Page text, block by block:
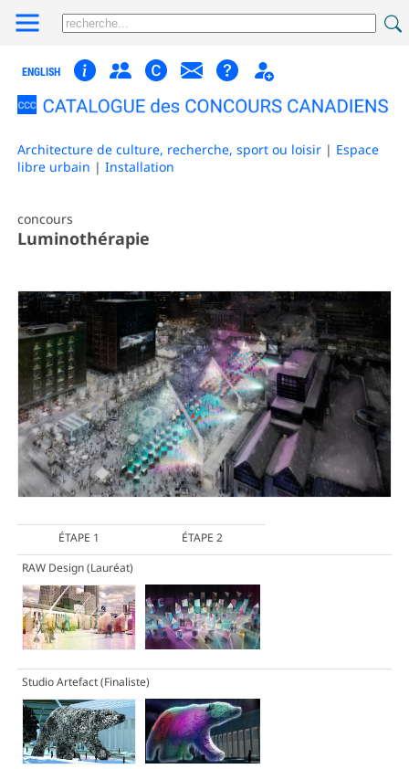
ENGLISH
Architecture de culture, recherche, sport ou loisir | Espace
libre urbain | Installation
concours
Luminothérapie
ÉTAPE 1
ÉTAPE 2
RAW Design(Lauréat)
Studio Artefact(Finaliste)